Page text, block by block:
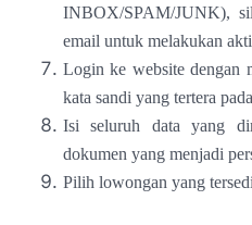
INBOX/SPAM/JUNK),
email untuk melakukan
Login ke website dengan
kata sandi yang tertera
Isi seluruh data yang
dokumen yang menjadi
Pilih lowongan yang